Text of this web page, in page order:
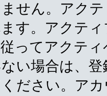
ません。アク
す。アクテ
ってアクテ
い場合は、
ださい。ア